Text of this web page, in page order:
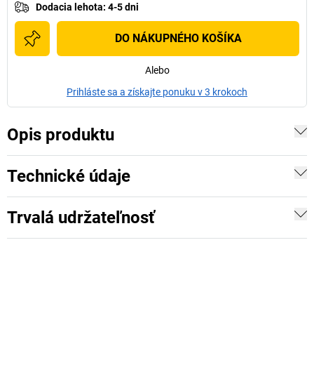
Dodacia lehota: 4-5 dni
DO NÁKUPNÉHO KOŠÍKA
Alebo
Prihláste sa a získajte ponuku v 3 krokoch
Opis produktu
Technické údaje
Trvalá udržateľnosť